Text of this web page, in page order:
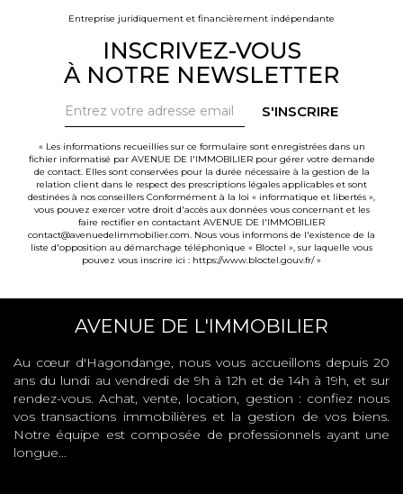
Entreprise juridiquement et financièrement indépendante
INSCRIVEZ-VOUS
À NOTRE NEWSLETTER
S'INSCRIRE
« Les informations recueillies sur ce formulaire sont enregistrées dans un
fichier informatisé par AVENUE DE l'IMMOBILIER pour gérer votre demande
de contact. Elles sont conservées pour la durée nécessaire à la gestion de la
relation client dans le respect des prescriptions légales applicables et sont
destinées à nos conseillers Conformément à la loi « informatique et libertés »,
vous pouvez exercer votre droit d'accès aux données vous concernant et les
faire rectifier en contactant AVENUE DE l'IMMOBILIER
contact@avenuedelimmobilier.com. Nous vous informons de l'existence de la
liste d'opposition au démarchage téléphonique « Bloctel », sur laquelle vous
pouvez vous inscrire ici : https://www.bloctel.gouv.fr/»
AVENUE DE L'IMMOBILIER
Au cœur d'Hagondange, nous vous accueillons depuis 20
ans du lundi au vendredi de 9h à 12h et de 14h à 19h, et sur
rendez-vous. Achat, vente, location, gestion : confiez nous
vos transactions immobilières et la gestion de vos biens.
Notre équipe est composée de professionnels ayant une
longue...